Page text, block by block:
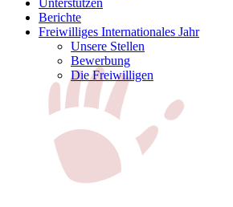
Unterstützen
Berichte
Freiwilliges Internationales Jahr
Unsere Stellen
Bewerbung
Die Freiwilligen